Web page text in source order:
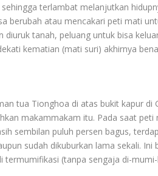
terlambat melanjutkan
berubah atau mencakari peti mati
diuruk tanah, peluang untuk bisa
kematian (mati suri) akhirnya
tua Tionghoa di atas bukit kapur di
makammakam itu. Pada saat
sembilan puluh persen bagus,
sudah dikuburkan lama sekali. Ini
termumifikasi (tanpa sengaja di-